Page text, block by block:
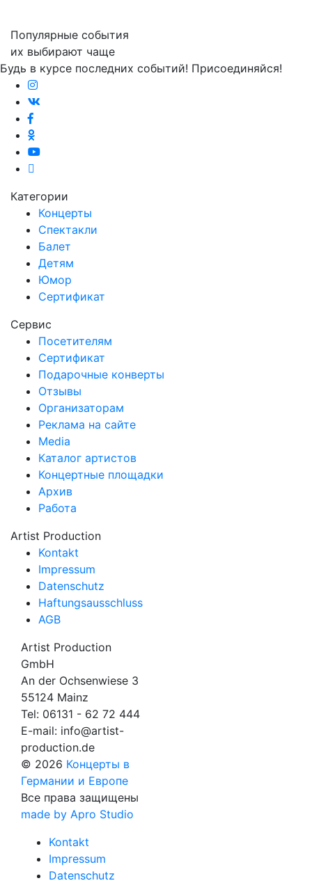
Популярные события
их выбирают чаще
Будь в курсе последних событий! Присоединяйся!
Категории
Концерты
Спектакли
Балет
Детям
Юмор
Сертификат
Сервис
Посетителям
Сертификат
Подарочные конверты
Отзывы
Организаторам
Реклама на сайте
Media
Каталог артистов
Концертные площадки
Архив
Работа
Artist Production
Kontakt
Impressum
Datenschutz
Haftungsausschluss
AGB
Artist Production
GmbH
An der Ochsenwiese 3
55124 Mainz
Tel: 06131 - 62 72 444
E-mail: info@artist-
production.de
© 2026 Концерты в
Германии и Европе
Все права защищены
made by Apro Studio
Kontakt
Impressum
Datenschutz